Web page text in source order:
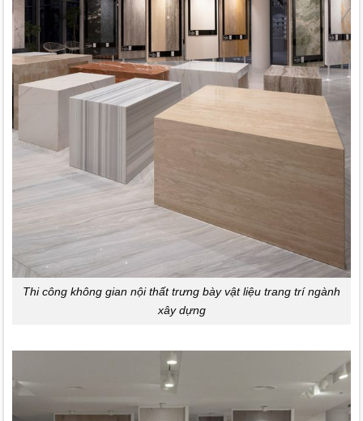
Thi công không gian nội thất trưng bày vật liệu trang trí ngành
xây dựng